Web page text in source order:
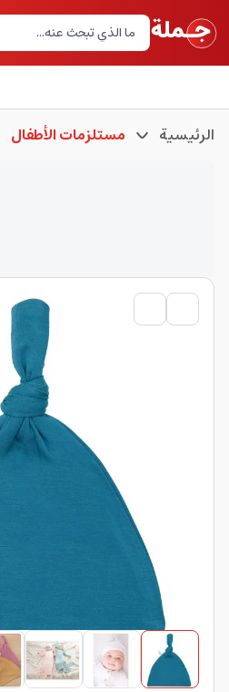
الرئيسية مستلزمات الأطفال